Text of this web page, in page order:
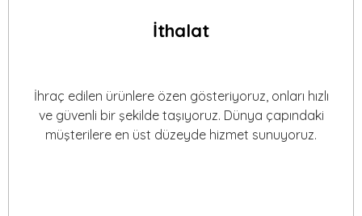
İthalat
İhraç edilen ürünlere özen gösteriyoruz, onları hızlı
ve güvenli bir şekilde taşıyoruz. Dünya çapındaki
müşterilere en üst düzeyde hizmet sunuyoruz.